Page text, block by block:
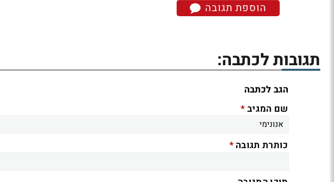
הוספת תגובה
תגובות לכתבה:
הגב לכתבה
שם המגיב*
כותרת תגובה*